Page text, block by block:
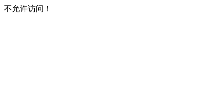
不允许访问！